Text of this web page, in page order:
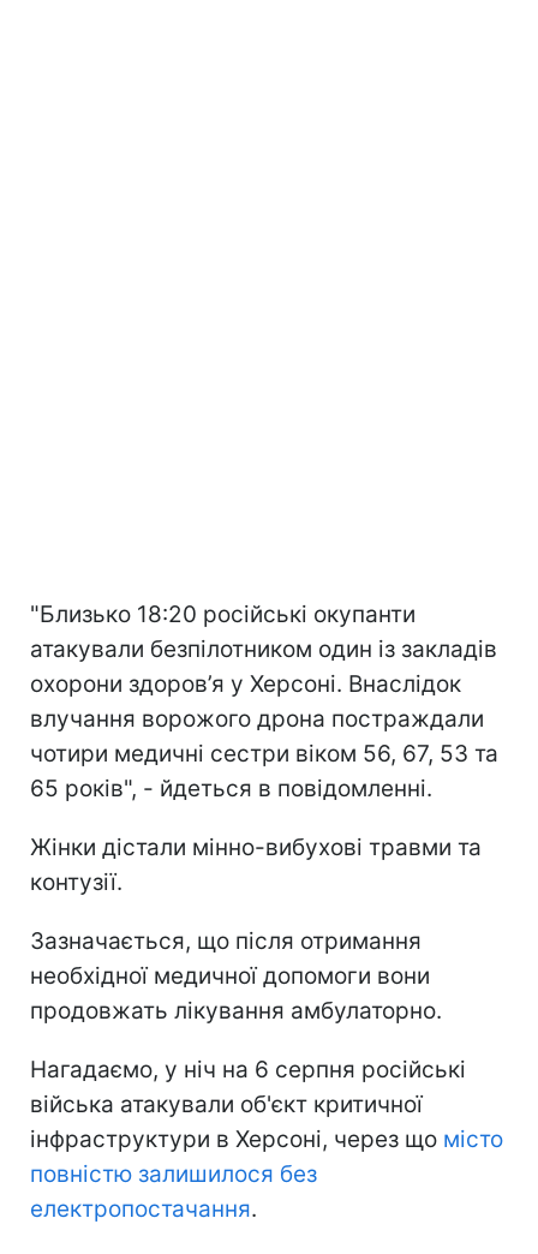
"Близько 18:20 російські окупанти
атакували безпілотником один із закладів
охорони здоров’я у Херсоні. Внаслідок
влучання ворожого дрона постраждали
чотири медичні сестри віком 56, 67, 53 та
65 років", - йдеться в повідомленні.
Жінки дістали мінно-вибухові травми та
контузії.
Зазначається, що після отримання
необхідної медичної допомоги вони
продовжать лікування амбулаторно.
Нагадаємо, у ніч на 6 серпня російські
війська атакували об'єкт критичної
інфраструктури в Херсоні, через що місто
повністю залишилося без
електропостачання.